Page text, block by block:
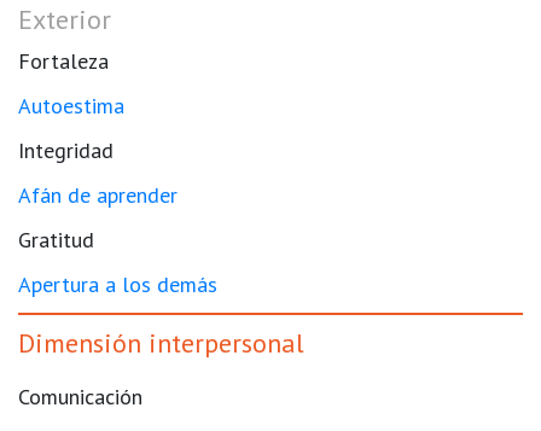
Exterior
Fortaleza
Autoestima
Integridad
Afán de aprender
Gratitud
Apertura a los demás
Dimensión interpersonal
Comunicación